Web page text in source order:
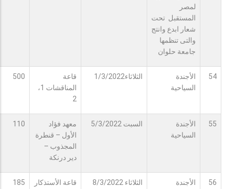
لمصر
المستقبل تحت
شعار ابدع وانتج
والتى تنظمها
جامعة حلوان
54
الأجندة
السياحية
الثلاثاء1/3/2022
قاعة
المناقشات 1،
2
500
55
الأجندة
السياحية
السبت 5/3/2022
معهد فؤاد
الأول – قنطرة
المجذوب –
دير درنكة
110
56
الأجندة
الثلاثاء 8/3/2022 قاعة الأستذكار 185